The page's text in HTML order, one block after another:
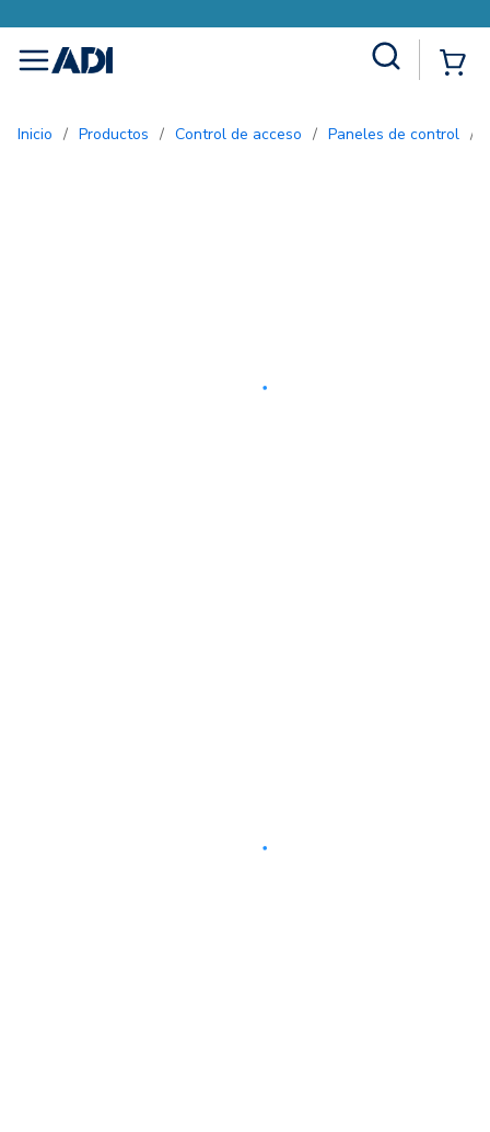
menu
Inicio / Productos / Control de acceso / Paneles de control /